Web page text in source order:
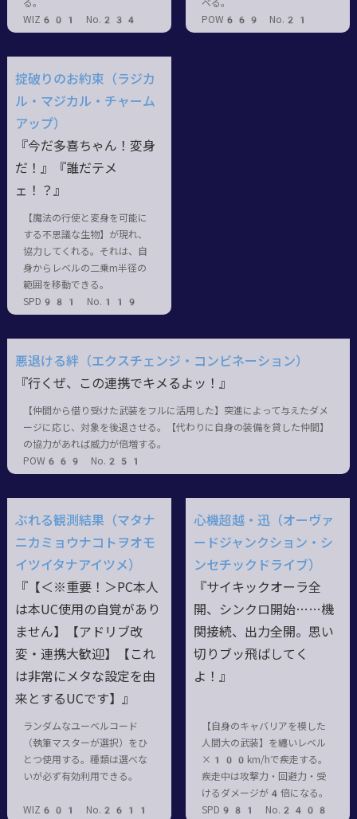
る。
WIZ601 No.234
べる。
POW669 No.21
掟破りのお約束（ラジカ
ル・マジカル・チャーム
アップ）
『今だ多喜ちゃん！変身
だ！』『誰だテメ
ェ！？』
【魔法の行使と変身を可能に
する不思議な生物】が現れ、
協力してくれる。それは、自
身からレベルの二乗m半径の
範囲を移動できる。
SPD981 No.119
悪退ける絆（エクスチェンジ・コンビネーション）
『行くぜ、この連携でキメるよッ！』
【仲間から借り受けた武装をフルに活用した】突進によって与えたダメ
ージに応じ、対象を後退させる。【代わりに自身の装備を貸した仲間】
の協力があれば威力が倍増する。
POW669 No.251
ぶれる観測結果（マタナ
ニカミョウナコトヲオモ
イツイタナアイツメ）
『【＜※重要！＞PC本人
は本UC使用の自覚があり
ません】【アドリブ改
変・連携大歓迎】【これ
は非常にメタな設定を由
来とするUCです】』
ランダムなユーベルコード
（執筆マスターが選択）をひ
とつ使用する。種類は選べな
いが必ず有効利用できる。
WIZ601 No.2611
心機超越・迅（オーヴァ
ードジャンクション・シ
ンセチックドライブ）
『サイキックオーラ全
開、シンクロ開始……機
関接続、出力全開。思い
切りブッ飛ばしてく
よ！』
【自身のキャバリアを模した
人間大の武装】を纏いレベル
×100km/hで疾走する。
疾走中は攻撃力・回避力・受
けるダメージが4倍になる。
SPD981 No.2408